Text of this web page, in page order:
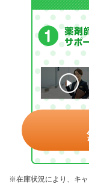
※在庫状況により、キ